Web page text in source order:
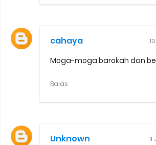
cahaya
Moga-moga barokah dan
Balas
Unknown